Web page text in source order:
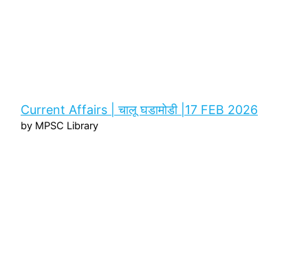
Current Affairs | चालू घडामोडी |17 FEB 2026
by MPSC Library